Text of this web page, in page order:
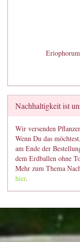
Nachhaltigkeit ist
Wir versenden
Wenn Du das
am Ende der
dem Erdballen ohne
Mehr zum Thema
hier.